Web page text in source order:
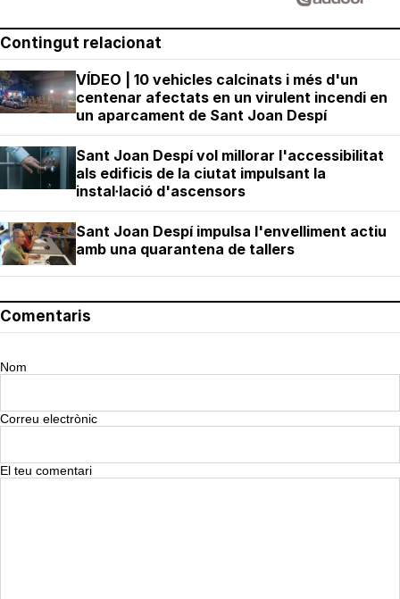
Contingut relacionat
VÍDEO | 10 vehicles calcinats i més d'un
centenar afectats en un virulent incendi en
un aparcament de Sant Joan Despí
Sant Joan Despí vol millorar l'accessibilitat
als edificis de la ciutat impulsant la
instal·lació d'ascensors
Sant Joan Despí impulsa l'envelliment actiu
amb una quarantena de tallers
Comentaris
Nom
Correu electrònic
El teu comentari